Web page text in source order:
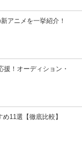
アニメを一挙紹介！
援！オーディション・
11選【徹底比較】